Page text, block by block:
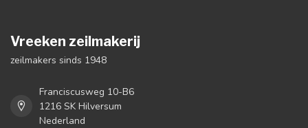
Vreeken zeilmakerij
zeilmakers sinds 1948
Franciscusweg 10-B6
1216 SK Hilversum
Nederland